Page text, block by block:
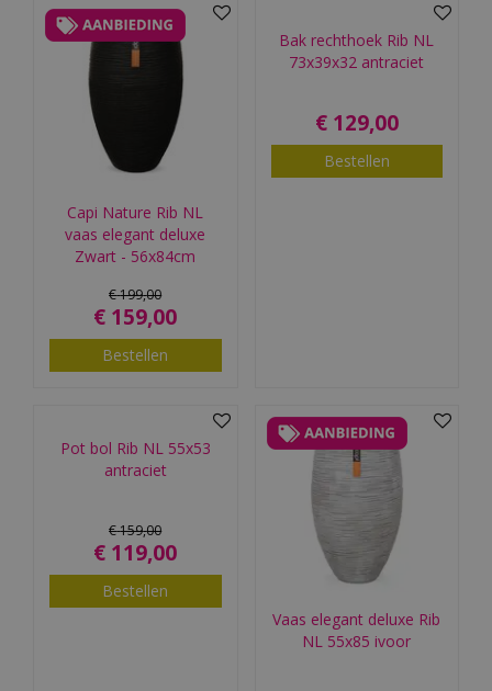
Capi Nature Rib NL
vaas elegant deluxe
Zwart - 56x84cm
€199,00
€ 159,00
Bestellen
Bak rechthoek Rib NL
73x39x32 antraciet
€ 129,00
Bestellen
Pot bol Rib NL 55x53
antraciet
€159,00
€ 119,00
Bestellen
Vaas elegant deluxe Rib
NL 55x85 ivoor